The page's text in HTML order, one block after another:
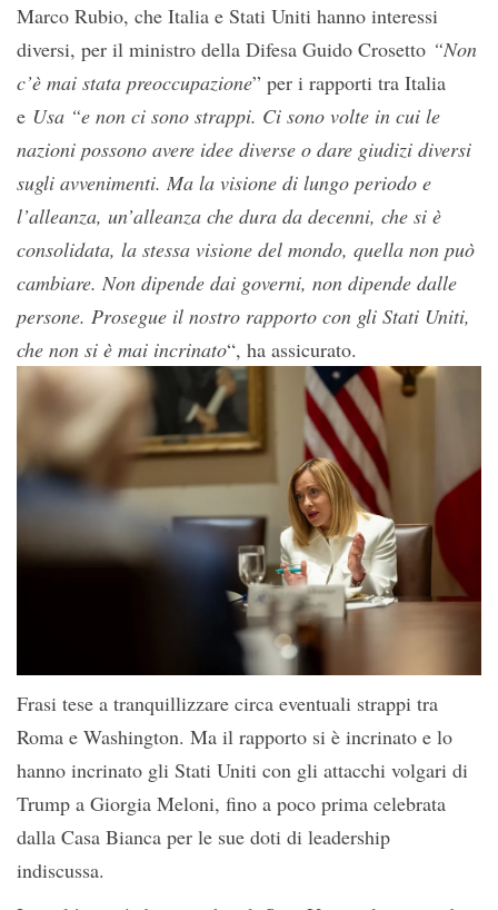
Marco Rubio, che Italia e Stati Uniti hanno interessi
diversi, per il ministro della Difesa Guido Crosetto “Non
c’è mai stata preoccupazione” per i rapporti tra Italia
e Usa “e non ci sono strappi. Ci sono volte in cui le
nazioni possono avere idee diverse o dare giudizi diversi
sugli avvenimenti. Ma la visione di lungo periodo e
l’alleanza, un’alleanza che dura da decenni, che si è
consolidata, la stessa visione del mondo, quella non può
cambiare. Non dipende dai governi, non dipende dalle
persone. Prosegue il nostro rapporto con gli Stati Uniti,
che non si è mai incrinato“, ha assicurato.
Frasi tese a tranquillizzare circa eventuali strappi tra
Roma e Washington. Ma il rapporto si è incrinato e lo
hanno incrinato gli Stati Uniti con gli attacchi volgari di
Trump a Giorgia Meloni, fino a poco prima celebrata
dalla Casa Bianca per le sue doti di leadership
indiscussa.